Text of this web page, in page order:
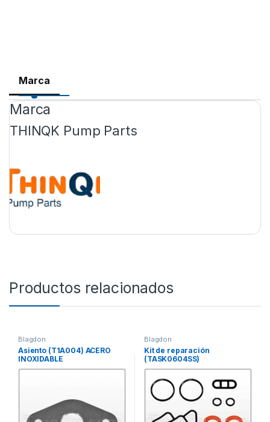
Marca
Marca
THINQK Pump Parts
Productos relacionados
Blagdon
Asiento (T1A004) ACERO
INOXIDABLE
Blagdon
Kit de reparación
(TASK0604SS)